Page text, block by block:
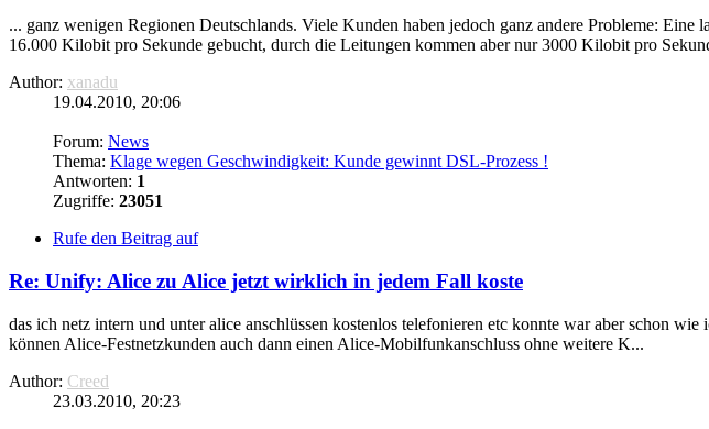
... ganz wenigen Regionen Deutschlands. Viele Kunden haben jedoch ganz andere Probleme:
16.000 Kilobit pro Sekunde gebucht, durch die Leitungen kommen aber nur 3000 Kilobit pro
Author: xanadu
19.04.2010, 20:06
Forum: News
Thema: Klage wegen Geschwindigkeit: Kunde gewinnt DSL-Prozess !
Antworten: 1
Zugriffe: 23051
Rufe den Beitrag auf
Re: Unify: Alice zu Alice jetzt wirklich in jedem Fall koste
das ich netz intern und unter alice anschlüssen kostenlos telefonieren etc konnte war aber schon
können Alice-Festnetzkunden auch dann einen Alice-Mobilfunkanschluss ohne weitere K...
Author: Creed
23.03.2010, 20:23